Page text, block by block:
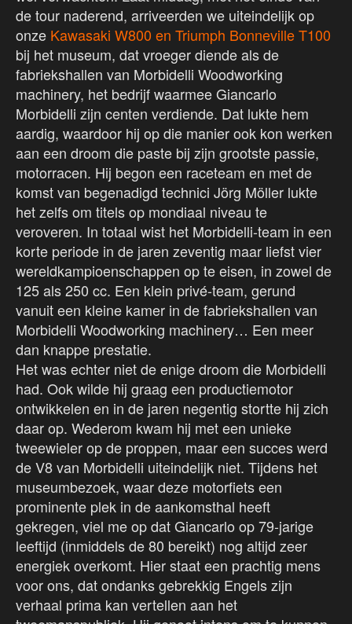
de tour naderend, arriveerden we uiteindelijk op
onze Kawasaki W800 en Triumph Bonneville T100
bij het museum, dat vroeger diende als de
fabriekshallen van Morbidelli Woodworking
machinery, het bedrijf waarmee Giancarlo
Morbidelli zijn centen verdiende. Dat lukte hem
aardig, waardoor hij op die manier ook kon werken
aan een droom die paste bij zijn grootste passie,
motorracen. Hij begon een raceteam en met de
komst van begenadigd technici Jörg Möller lukte
het zelfs om titels op mondiaal niveau te
veroveren. In totaal wist het Morbidelli-team in een
korte periode in de jaren zeventig maar liefst vier
wereldkampioenschappen op te eisen, in zowel de
125 als 250 cc. Een klein privé-team, gerund
vanuit een kleine kamer in de fabriekshallen van
Morbidelli Woodworking machinery… Een meer
dan knappe prestatie.
Het was echter niet de enige droom die Morbidelli
had. Ook wilde hij graag een productiemotor
ontwikkelen en in de jaren negentig stortte hij zich
daar op. Wederom kwam hij met een unieke
tweewieler op de proppen, maar een succes werd
de V8 van Morbidelli uiteindelijk niet. Tijdens het
museumbezoek, waar deze motorfiets een
prominente plek in de aankomsthal heeft
gekregen, viel me op dat Giancarlo op 79-jarige
leeftijd (inmiddels de 80 bereikt) nog altijd zeer
energiek overkomt. Hier staat een prachtig mens
voor ons, dat ondanks gebrekkig Engels zijn
verhaal prima kan vertellen aan het